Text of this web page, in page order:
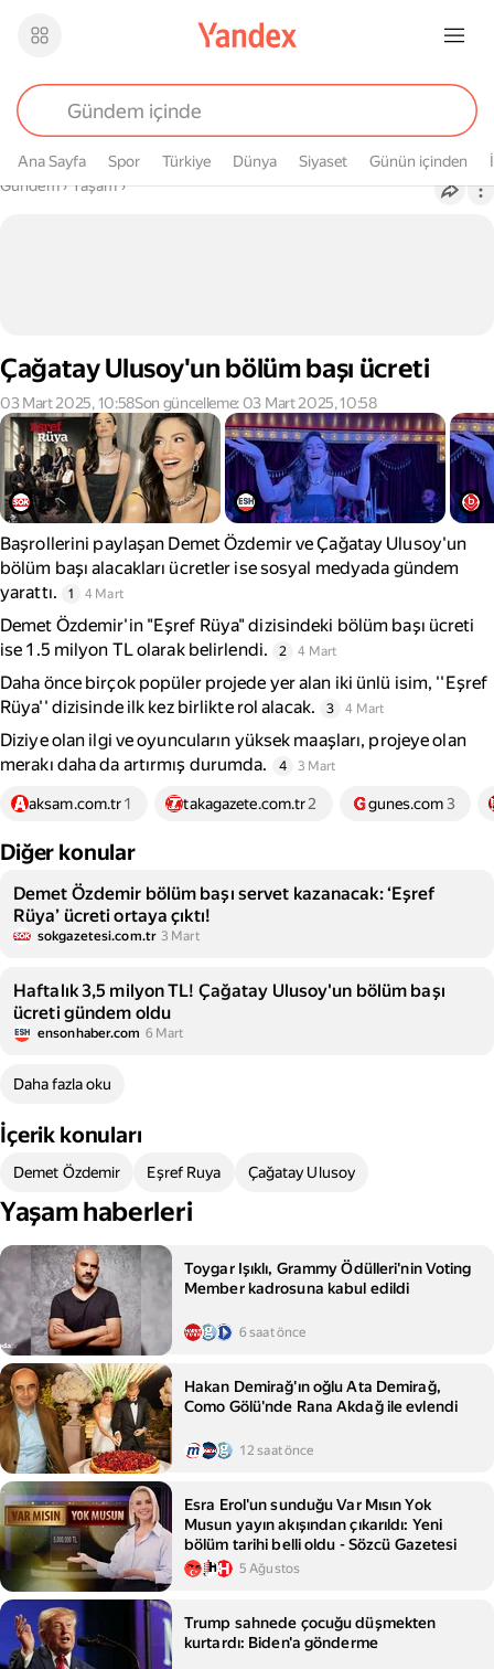
Ana Sayfa Spor Türkiye Dünya Siyaset Günün içinden
Buradasın
Gündem› Yaşam›
Çağatay Ulusoy'un bölüm başı ücreti
03 Mart 2025, 10:58Son güncelleme: 03 Mart 2025, 10:58
Başrollerini paylaşan Demet Özdemir ve Çağatay Ulusoy'un
bölüm başı alacakları ücretler ise sosyal medyada gündem
yarattı.
1 4 Mart
Demet Özdemir'in "Eşref Rüya" dizisindeki bölüm başı ücreti
ise 1.5 milyon TL olarak belirlendi.
2 4 Mart
Daha önce birçok popüler projede yer alan iki ünlü isim, ''Eşref
Rüya'' dizisinde ilk kez birlikte rol alacak.
3 4 Mart
Diziye olan ilgi ve oyuncuların yüksek maaşları, projeye olan
merakı daha da artırmış durumda.
4 3 Mart
aksam.com.tr1 takagazete.com.tr2 gunes.com3
Diğer konular
Demet Özdemir bölüm başı servet kazanacak: ‘Eşref
Rüya’ ücreti ortaya çıktı!
sokgazetesi.com.tr 3 Mart
Haftalık 3,5 milyon TL! Çağatay Ulusoy'un bölüm başı
ücreti gündem oldu
ensonhaber.com 6 Mart
Daha fazla oku
İçerik konuları
Demet Özdemir Eşref Ruya Çağatay Ulusoy
Yaşam haberleri
Toygar Işıklı, Grammy Ödülleri'nin Voting
Member kadrosuna kabul edildi
6 saat önce
Hakan Demirağ'ın oğlu Ata Demirağ,
Como Gölü'nde Rana Akdağ ile evlendi
12 saat önce
Esra Erol'un sunduğu Var Mısın Yok
Musun yayın akışından çıkarıldı: Yeni
bölüm tarihi belli oldu - Sözcü Gazetesi
5 Ağustos
Trump sahnede çocuğu düşmekten
kurtardı: Biden'a gönderme